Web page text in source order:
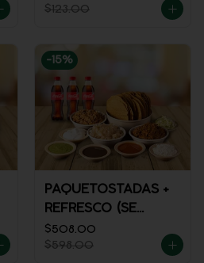
$123.00
-15%
PAQUETOSTADAS +
REFRESCO (SE
ENVÍA FRÍO)
$508.00
$598.00